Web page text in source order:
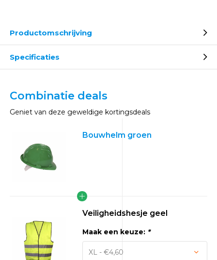
Productomschrijving
Specificaties
Combinatie deals
Geniet van deze geweldige kortingsdeals
Bouwhelm groen
Veiligheidshesje geel
Maak een keuze: *